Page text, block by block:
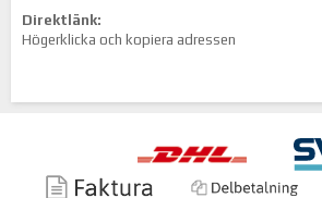
Direktlänk:
Högerklicka och kopiera adressen